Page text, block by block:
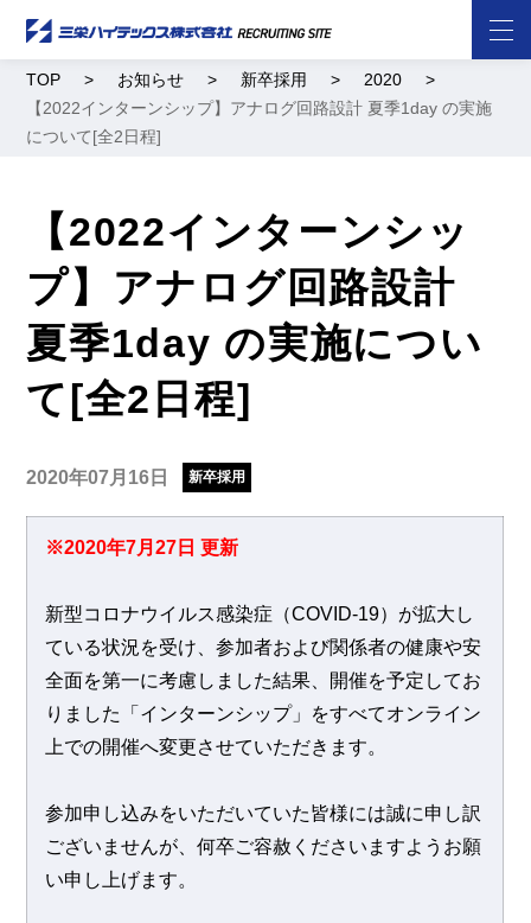
TOP お知らせ 新卒採用
2020
【2022インターンシップ】アナログ回路設計 夏季1day の実施
について[全2日程]
【2022インターンシッ
プ】アナログ回路設計
夏季1day の実施につい
て[全2日程]
2020年07月16日 新卒採用
※2020年7月27日 更新
新型コロナウイルス感染症（COVID-19）が拡大し
ている状況を受け、参加者および関係者の健康や安
全面を第一に考慮しました結果、開催を予定してお
りました「インターンシップ」をすべてオンライン
上での開催へ変更させていただきます。
参加申し込みをいただいていた皆様には誠に申し訳
ございませんが、何卒ご容赦くださいますようお願
い申し上げます。